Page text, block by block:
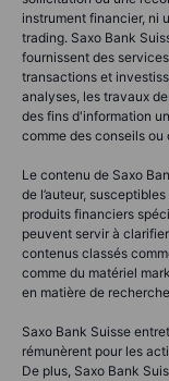
instrument financier, ni
trading. Saxo Bank
fournissent des
transactions et
analyses, les travaux
des fins d'information
comme des conseils
Le contenu de Saxo
de l’auteur,
produits financiers
peuvent servir à
contenus classés
comme du matériel
en matière de
Saxo Bank Suisse
rémunèrent pour les
De plus, Saxo Bank